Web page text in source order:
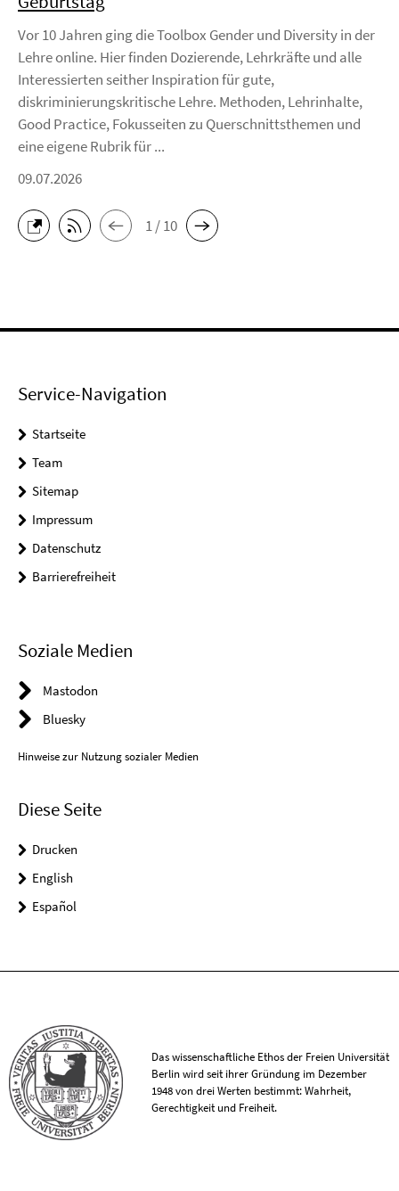
Vor 10 Jahren ging die Toolbox Gender und Diversity in der
Lehre online. Hier finden Dozierende, Lehrkräfte und alle
Interessierten seither Inspiration für gute,
diskriminierungskritische Lehre. Methoden, Lehrinhalte,
Good Practice, Fokusseiten zu Querschnittsthemen und
eine eigene Rubrik für ...
09.07.2026
1 / 10
Service-Navigation
Startseite
Team
Sitemap
Impressum
Datenschutz
Barrierefreiheit
Soziale Medien
Mastodon
Bluesky
Hinweise zur Nutzung sozialer Medien
Diese Seite
Drucken
English
Español
Das wissenschaftliche Ethos der Freien Universität
Berlin wird seit ihrer Gründung im Dezember
1948 von drei Werten bestimmt: Wahrheit,
Gerechtigkeit und Freiheit.